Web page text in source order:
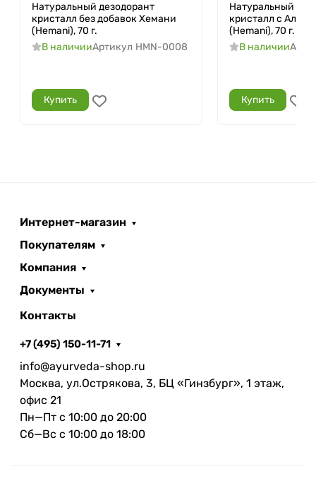
Натуральный дезодорант
кристалл без добавок Хемани
(Hemani), 70 г.
В наличииАртикул HMN-0008
Купить
Натуральный
кристалл с Алоэ
(Hemani), 70 г.
В наличии
Купить
Интернет-магазин
Покупателям
Компания
Документы
Контакты
+7 (495) 150-11-71
info@ayurveda-shop.ru
Москва, ул.Острякова, 3, БЦ «Гинзбург», 1 этаж,
офис 21
Пн—Пт с 10:00 до 20:00
Сб—Вс с 10:00 до 18:00